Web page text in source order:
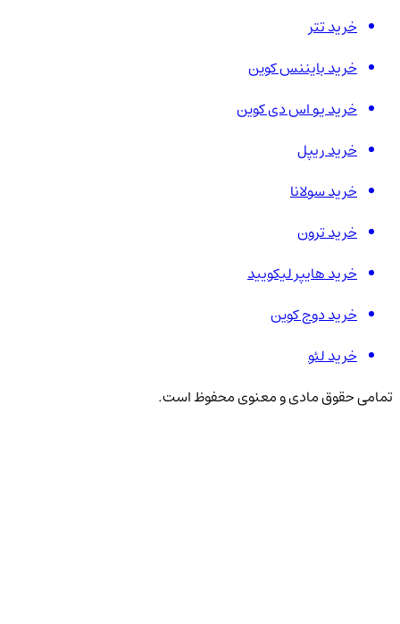
خرید تتر
خرید بایننس کوین
خرید یو اس دی کوین
خرید ریپل
خرید سولانا
خرید ترون
خرید هایپر لیکویید
خرید دوج کوین
خرید لئو
تمامی حقوق مادی و معنوی محفوظ است.